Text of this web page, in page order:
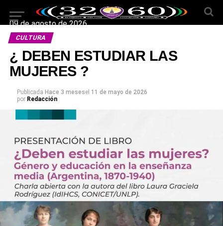
09 de agosto de 2026
CULTURA
¿ DEBEN ESTUDIAR LAS
MUJERES ?
Publicada Hace 3 mesesel 11 de mayo de 2026
por Redacción